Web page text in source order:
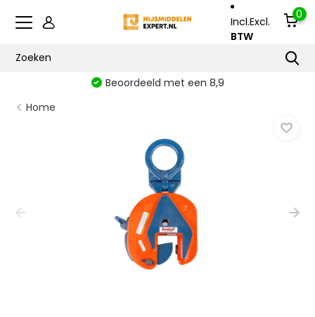
Incl.Excl.
BTW
0
Beoordeeld met een 8,9
Home